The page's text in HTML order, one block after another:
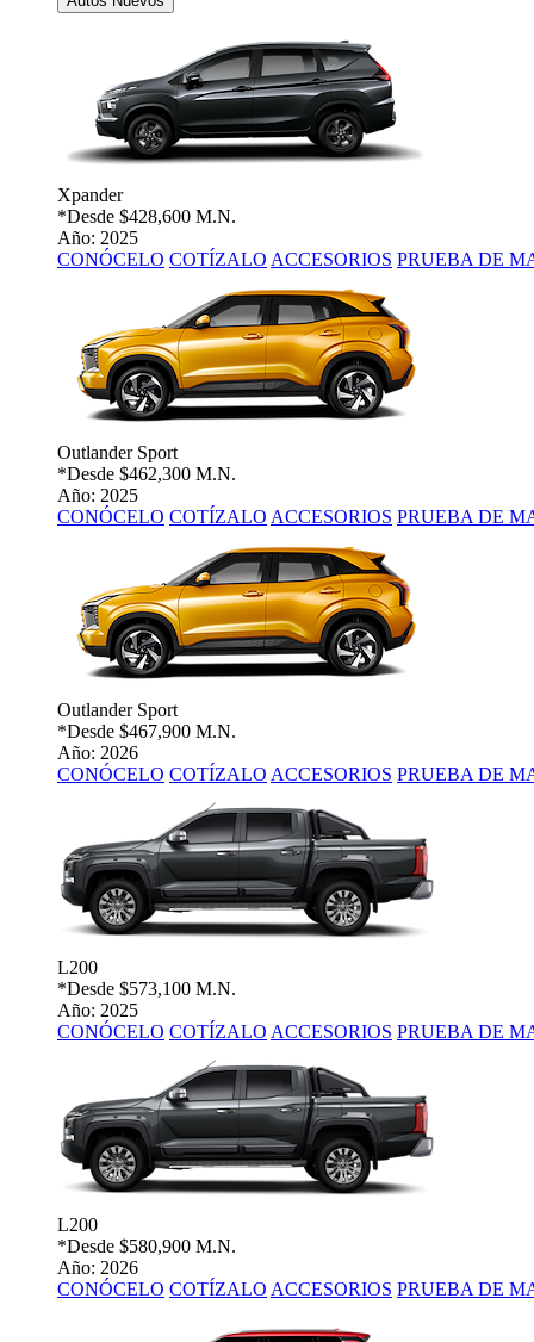
Xpander
*Desde $428,600 M.N.
Año: 2025
CONÓCELO COTÍZALO ACCESORIOS PRUEBA DE
Outlander Sport
*Desde $462,300 M.N.
Año: 2025
CONÓCELO COTÍZALO ACCESORIOS PRUEBA DE
Outlander Sport
*Desde $467,900 M.N.
Año: 2026
CONÓCELO COTÍZALO ACCESORIOS PRUEBA DE
L200
*Desde $573,100 M.N.
Año: 2025
CONÓCELO COTÍZALO ACCESORIOS PRUEBA DE
L200
*Desde $580,900 M.N.
Año: 2026
CONÓCELO COTÍZALO ACCESORIOS PRUEBA DE